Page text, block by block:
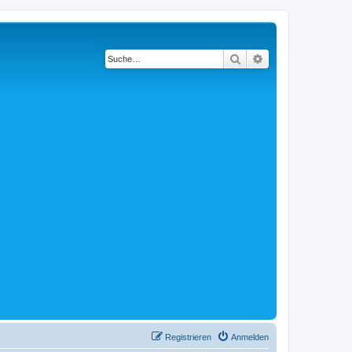
Suche
Anmelden
Registrieren